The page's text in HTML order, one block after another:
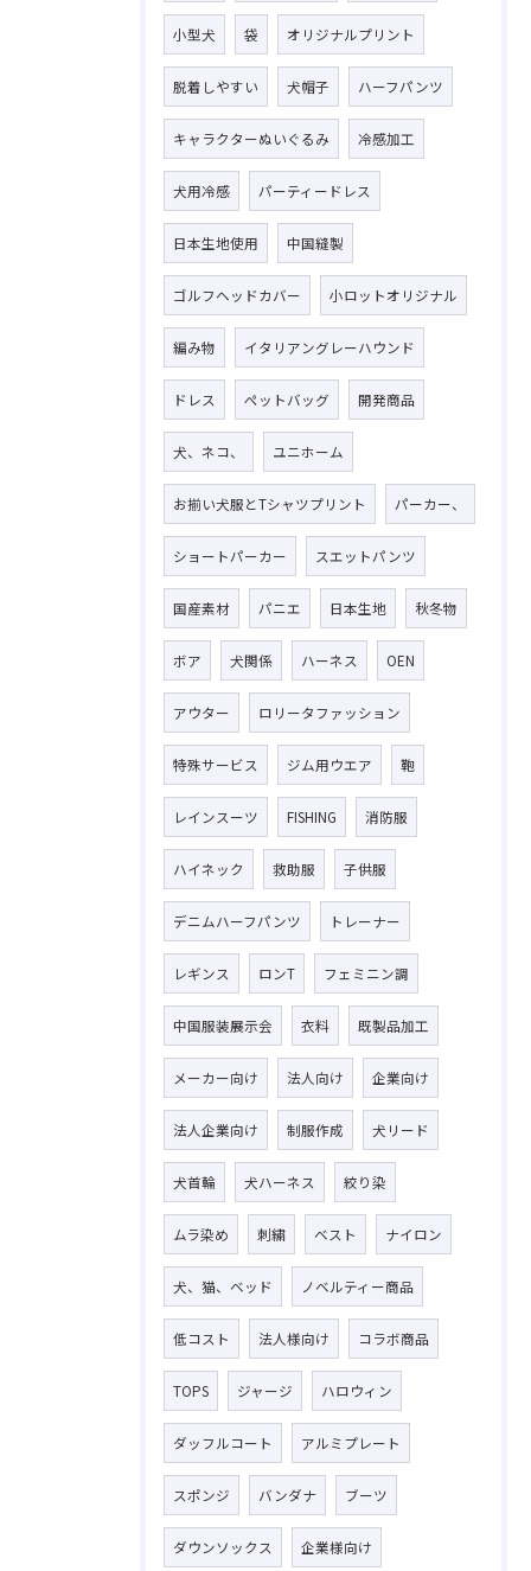
小型犬 袋 オリジナルプリント
脱着しやすい 犬帽子 ハーフパンツ
キャラクターぬいぐるみ 冷感加工
犬用冷感 パーティードレス
日本生地使用 中国縫製
ゴルフヘッドカバー 小ロットオリジナル
編み物 イタリアングレーハウンド
ドレス ペットバッグ 開発商品
犬、ネコ、 ユニホーム
お揃い犬服とTシャツプリント パーカー、
ショートパーカー スエットパンツ
国産素材 パニエ 日本生地 秋冬物
ボア 犬関係 ハーネス OEN
アウター ロリータファッション
特殊サービス ジム用ウエア 鞄
レインスーツ FISHING 消防服
ハイネック 救助服 子供服
デニムハーフパンツ トレーナー
レギンス ロンT フェミニン調
中国服装展示会 衣料 既製品加工
メーカー向け 法人向け 企業向け
法人企業向け 制服作成 犬リード
犬首輪 犬ハーネス 絞り染
ムラ染め 刺繍 ベスト ナイロン
犬、猫、ベッド ノベルティー商品
低コスト 法人様向け コラボ商品
TOPS ジャージ ハロウィン
ダッフルコート アルミプレート
スポンジ バンダナ ブーツ
ダウンソックス 企業様向け
お問い合わせはこちら